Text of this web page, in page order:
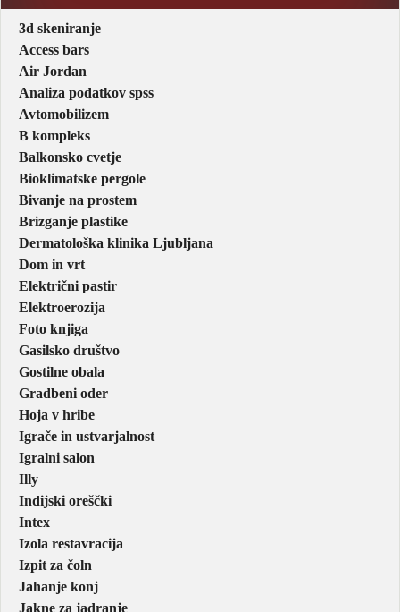
3d skeniranje
Access bars
Air Jordan
Analiza podatkov spss
Avtomobilizem
B kompleks
Balkonsko cvetje
Bioklimatske pergole
Bivanje na prostem
Brizganje plastike
Dermatološka klinika Ljubljana
Dom in vrt
Električni pastir
Elektroerozija
Foto knjiga
Gasilsko društvo
Gostilne obala
Gradbeni oder
Hoja v hribe
Igrače in ustvarjalnost
Igralni salon
Illy
Indijski oreščki
Intex
Izola restavracija
Izpit za čoln
Jahanje konj
Jakne za jadranje